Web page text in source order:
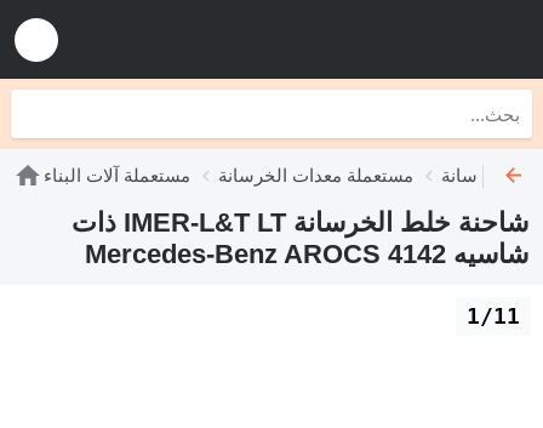
مستعملة آلات البناء مستعملة معدات الخرسانة الخرسانة
شاحنة خلط الخرسانة IMER-L&T LT ذات
شاسيه Mercedes-Benz AROCS 4142
1/11